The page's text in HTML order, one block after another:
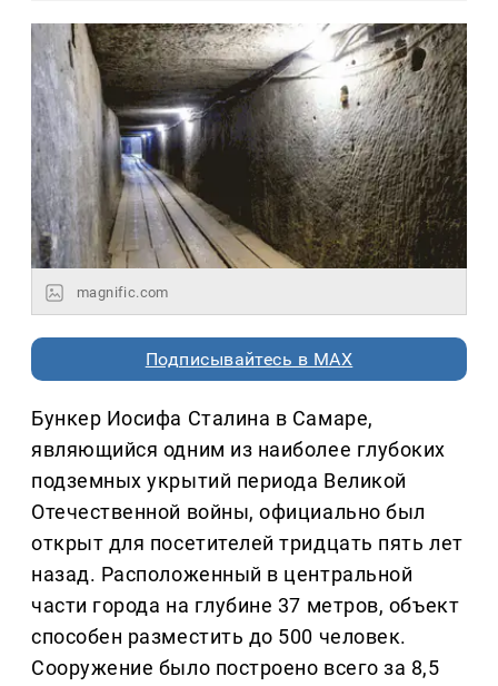
magnific.com
Подписывайтесь в MAX
Бункер Иосифа Сталина в Самаре,
являющийся одним из наиболее глубоких
подземных укрытий периода Великой
Отечественной войны, официально был
открыт для посетителей тридцать пять лет
назад. Расположенный в центральной
части города на глубине 37 метров, объект
способен разместить до 500 человек.
Сооружение было построено всего за 8,5